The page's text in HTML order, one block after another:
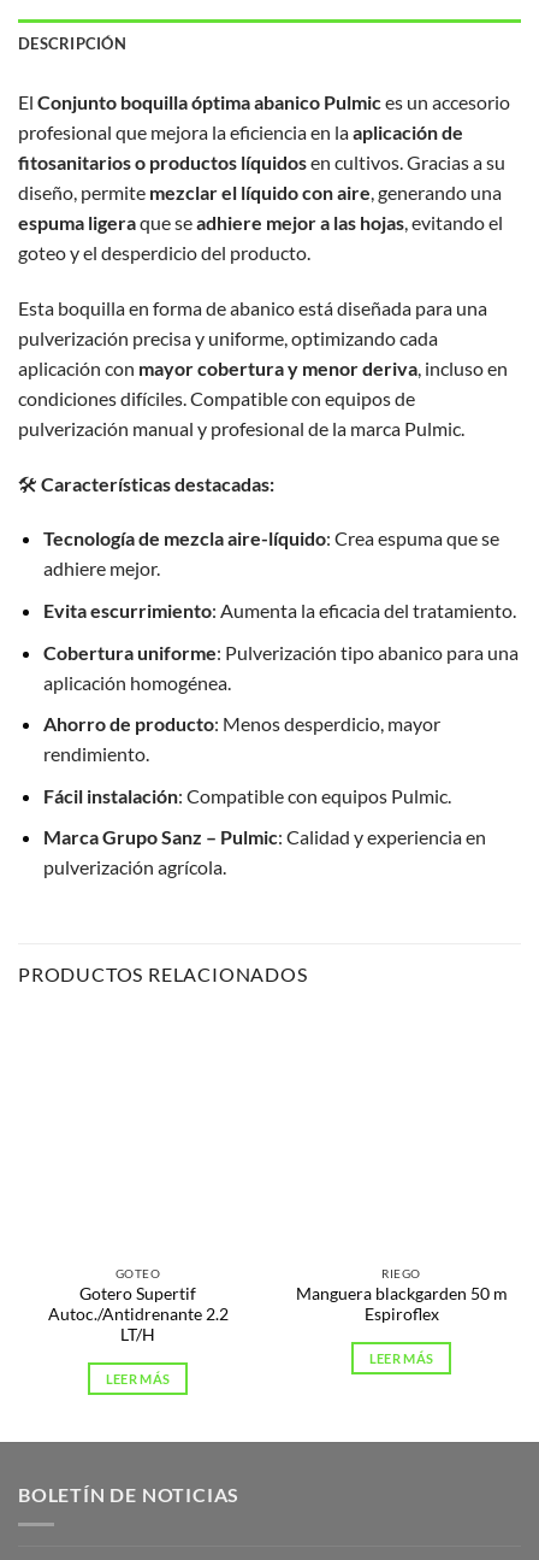
DESCRIPCIÓN
El Conjunto boquilla óptima abanico Pulmices un accesorio
profesional que mejora la eficiencia en laaplicación de
fitosanitarios o productos líquidosen cultivos. Gracias a su
diseño, permite mezclar el líquido con aire, generando una
espuma ligeraque seadhiere mejor a las hojas, evitando el
goteo y el desperdicio del producto.
Esta boquilla en forma de abanico está diseñada para una
pulverización precisa y uniforme, optimizando cada
aplicación con mayor cobertura y menor deriva, incluso en
condiciones difíciles. Compatible con equipos de
pulverización manual y profesional de la marca Pulmic.
🛠️ Características destacadas:
Tecnología de mezcla aire-líquido: Crea espuma que se
adhiere mejor.
Evita escurrimiento: Aumenta la eficacia del tratamiento.
Cobertura uniforme: Pulverización tipo abanico para una
aplicación homogénea.
Ahorro de producto: Menos desperdicio, mayor
rendimiento.
Fácil instalación: Compatible con equipos Pulmic.
Marca Grupo Sanz – Pulmic: Calidad y experiencia en
pulverización agrícola.
PRODUCTOS RELACIONADOS
GOTEO
Gotero Supertif
Autoc./Antidrenante 2.2
LT/H
LEER MÁS
RIEGO
Manguera blackgarden 50 m
Espiroflex
LEER MÁS
BOLETÍN DE NOTICIAS